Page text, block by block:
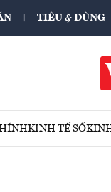
TIÊU & DÙNG
KINH TẾ SỐ